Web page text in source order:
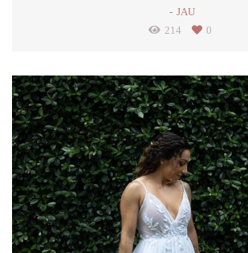
JAU
214
0